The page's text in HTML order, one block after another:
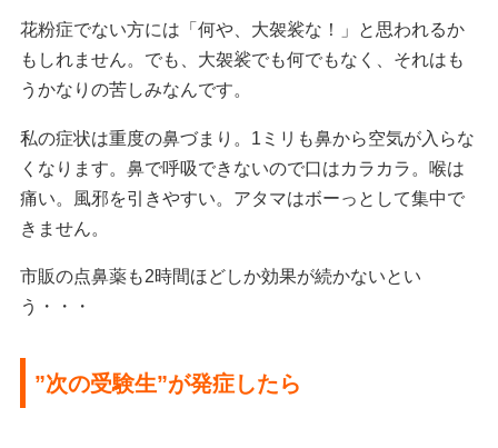
花粉症でない方には「何や、大袈裟な！」と思われるか
もしれません。でも、大袈裟でも何でもなく、それはも
うかなりの苦しみなんです。
私の症状は重度の鼻づまり。1ミリも鼻から空気が入らな
くなります。鼻で呼吸できないので口はカラカラ。喉は
痛い。風邪を引きやすい。アタマはボーっとして集中で
きません。
市販の点鼻薬も2時間ほどしか効果が続かないとい
う・・・
”次の受験生”が発症したら